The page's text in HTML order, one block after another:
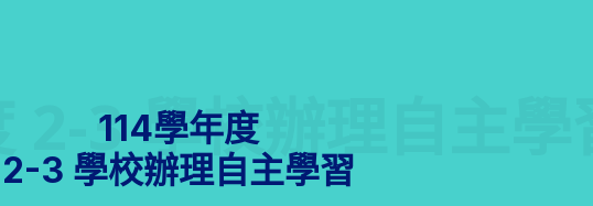
2-3 學校辦理自主學習
114學年度
2-3 學校辦理自主學習